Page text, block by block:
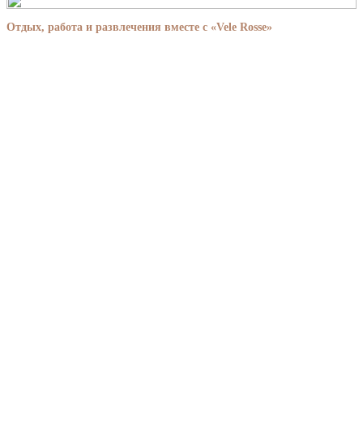
Отдых, работа и развлечения вместе с «Vele Rosse»